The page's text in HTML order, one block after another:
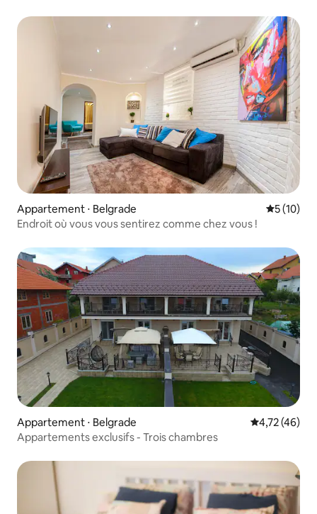
Appartement ⋅ Belgrade
5 (10)
Endroit où vous vous sentirez comme chez vous !
Appartement ⋅ Belgrade Évaluation
4,72 (46)
Appartements exclusifs - Trois chambres